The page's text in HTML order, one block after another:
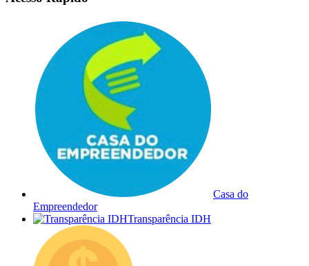
Casa do
Empreendedor
Transparência IDH